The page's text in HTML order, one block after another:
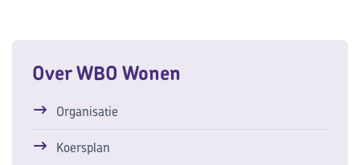
Over WBO Wonen
Organisatie
Koersplan